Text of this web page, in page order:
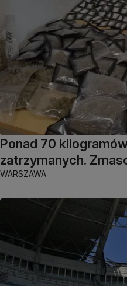
Ponad 70
zatrzymanych.
WARSZAWA